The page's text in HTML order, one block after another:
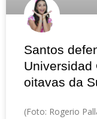
Santos
Universidad
oitavas da
(Foto: Rogerio